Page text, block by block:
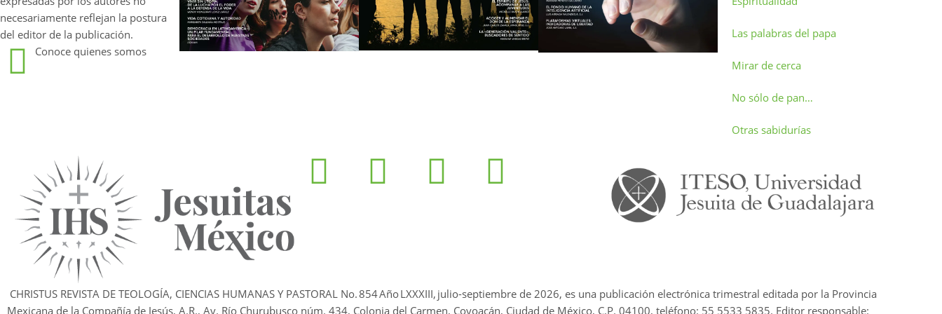
necesariamente reflejan la postura
del editor de la publicación.
Conoce quienes somos
Las palabras del papa
Mirar de cerca
No sólo de pan…
Otras sabidurías
CHRISTUS REVISTA DE TEOLOGÍA, CIENCIAS HUMANAS Y PASTORAL No.854Año LXXXIII, julio-septiembre de 2026, es una publicación electrónica trimestral editada por la Provincia
Mexicana de la Compañía de Jesús, A.R., Av. Río Churubusco núm. 434, Colonia del Carmen, Coyoacán, Ciudad de México, C.P. 04100, teléfono: 55 5533 5835. Editor responsable: